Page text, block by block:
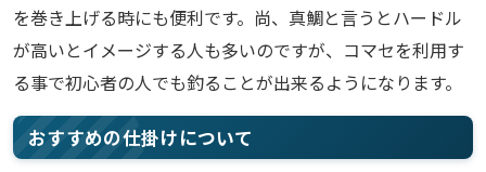
を巻き上げる時にも便利です。尚、真鯛と言うとハードル
が高いとイメージする人も多いのですが、コマセを利用す
る事で初心者の人でも釣ることが出来るようになります。
おすすめの仕掛けについて